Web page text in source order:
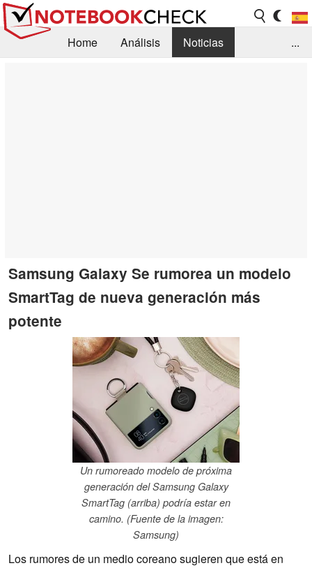
Home Análisis
Noticias
...
Samsung Galaxy Se rumorea un modelo
SmartTag de nueva generación más
potente
Un rumoreado modelo de próxima
generación del Samsung Galaxy
SmartTag (arriba) podría estar en
camino. (Fuente de la imagen:
Samsung)
Los rumores de un medio coreano sugieren que está en